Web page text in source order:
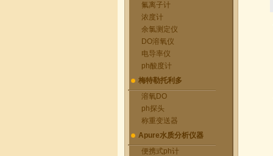
氟离子计
浓度计
余氯测定仪
DO溶氧仪
电导率仪
ph酸度计
梅特勒托利多
溶氧DO
ph探头
称重变送器
Apure水质分析仪器
便携式ph计